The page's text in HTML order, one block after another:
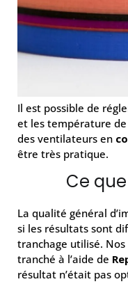
Il est possible de
et les température
des ventilateurs en
être très pratique.
Ce
La qualité général
si les résultats sont
tranchage utilisé.
tranché à l’aide de
résultat n’était pas